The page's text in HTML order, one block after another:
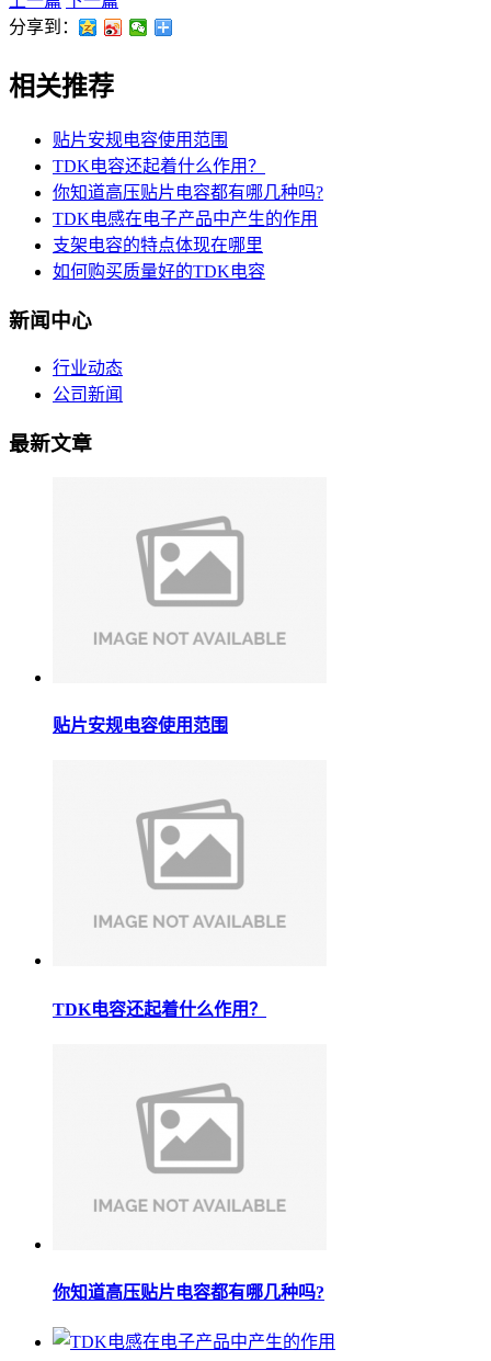
分享到：
相关推荐
贴片安规电容使用范围
TDK电容还起着什么作用？
你知道高压贴片电容都有哪几种吗?
TDK电感在电子产品中产生的作用
支架电容的特点体现在哪里
如何购买质量好的TDK电容
新闻中心
行业动态
公司新闻
最新文章
贴片安规电容使用范围
TDK电容还起着什么作用？
你知道高压贴片电容都有哪几种吗?